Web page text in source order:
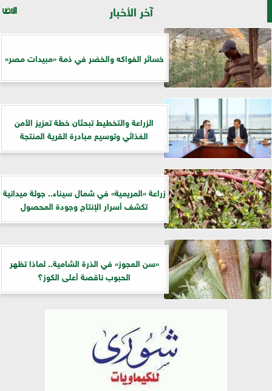
آخر الأخبار
خسائر الفواكه والخضر في ذمة «مبيدات مصر»
الزراعة والتخطيط تبحثان خطة تعزيز الأمن
الغذائي وتوسيع مبادرة القرية المنتجة
زراعة «المريمية» في شمال سيناء.. جولة ميدانية
تكشف أسرار الإنتاج وجودة المحصول
«سن العجوز» في الذرة الشامية.. لماذا تظهر
الحبوب ناقصة أعلى الكوز؟